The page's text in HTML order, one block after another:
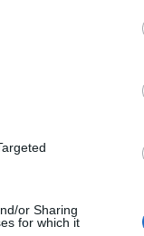
or Sharing
for which it